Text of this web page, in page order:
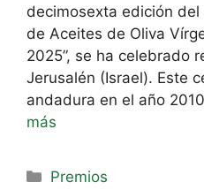
decimosexta edición
de Aceites de Oliva
2025”, se ha celebrado
Jerusalén (Israel). Este
andadura en el año
más
Premios